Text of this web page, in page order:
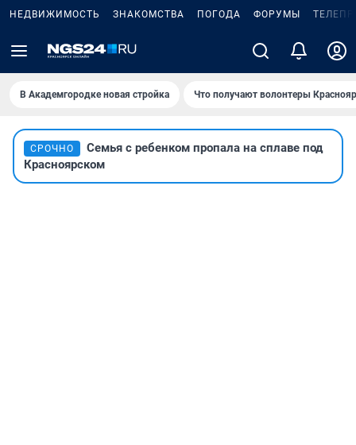
НЕДВИЖИМОСТЬ ЗНАКОМСТВА ПОГОДА ФОРУМЫ
В Академгородке новая стройка Что получают волонтеры
СРОЧНО
Семья с ребенком пропала на сплаве под
Красноярском